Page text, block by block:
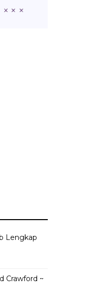
Lengkap
Crawford ~